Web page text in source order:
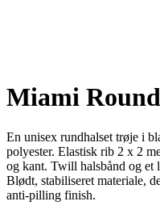
Miami
En unisex rundhalset trøje i
polyester. Elastisk rib 2 x 2
og kant. Twill halsbånd og et
Blødt, stabiliseret materiale,
anti-pilling finish.